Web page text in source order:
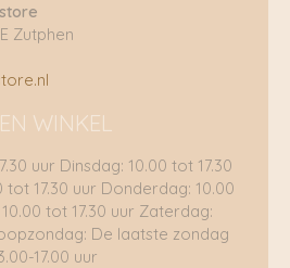
Zutphen
WINKEL
uur Dinsdag: 10.00 tot 17.30
tot 17.30 uur Donderdag: 10.00
tot 17.30 uur Zaterdag:
De laatste zondag
17.00 uur